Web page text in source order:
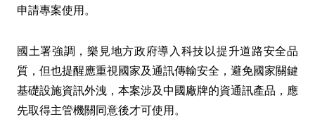
申請專案使用。
國土署強調，樂見地方政府導入科技以提升道路安全品
質，但也提醒應重視國家及通訊傳輸安全，避免國家關鍵
基礎設施資訊外洩，本案涉及中國廠牌的資通訊產品，應
先取得主管機關同意後才可使用。